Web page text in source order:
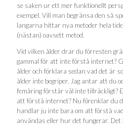
se saken ur ett mer funktionellt
exempel. Vill man begränsa den så
langarna hittar nya metoder hela
(nästan) oavsett metod.
Vid vilken ålder drar du förresten
gammal för att inte förstå internet?
ålder och förklara sedan vad det är
ålder inte begriper. Jag antar att du
femåring förstår väl inte tillräckligt?
att förstå internet? Nu förenklar du
handlar ju inte bara om att förstå
användas eller hur det fungerar.